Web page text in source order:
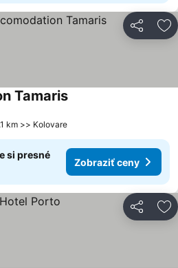
Zdieľať
TamarisZobraziť ceny
km >> Kolovare
si presné
Zobraziť ceny
Zdieľať